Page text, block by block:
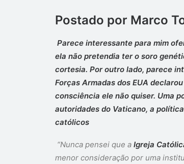
Postado por Marco
Parece interessante para mim
ela não pretendia ter o soro
cortesia. Por outro lado, parece
Forças Armadas dos EUA declarou
consciência ele não quiser. Uma
autoridades do Vaticano, a
católicos
“Nunca pensei que a Igreja
menor consideração por uma